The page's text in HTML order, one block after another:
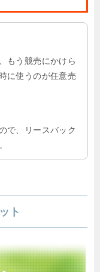
もう競売にかけら
に使うのが任意売
で、リースバック
ト